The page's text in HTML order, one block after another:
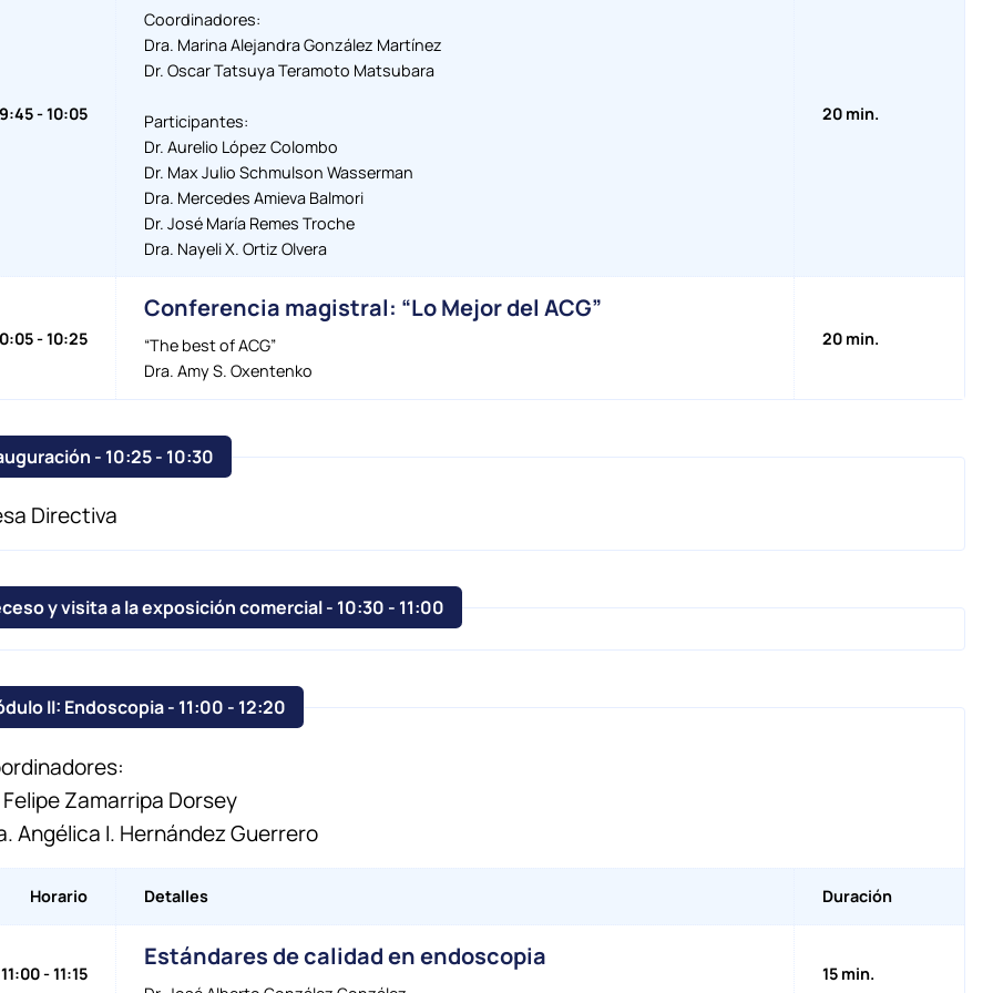
-10:05
Coordinadores:
Dra. Marina Alejandra González Martínez
Dr. Oscar Tatsuya Teramoto Matsubara
Participantes:
Dr. Aurelio López Colombo
Dr. Max Julio Schmulson Wasserman
Dra. Mercedes Amieva Balmori
Dr. José María Remes Troche
Dra. Nayeli X. Ortiz Olvera
20 min.
-10:25
Conferencia magistral: “Lo Mejor del ACG”
“The best of ACG”
Dra. Amy S. Oxentenko
20 min.
Inauguración - 10:25- 10:30
Directiva
Receso y visita a la exposición comercial - 10:30 - 11:00
Módulo II: Endoscopia - 11:00 - 12:20
Felipe Zamarripa Dorsey
Angélica I. Hernández Guerrero
Horario Detalles Duración
11:00-11:15
Estándares de calidad en endoscopia
15 min.